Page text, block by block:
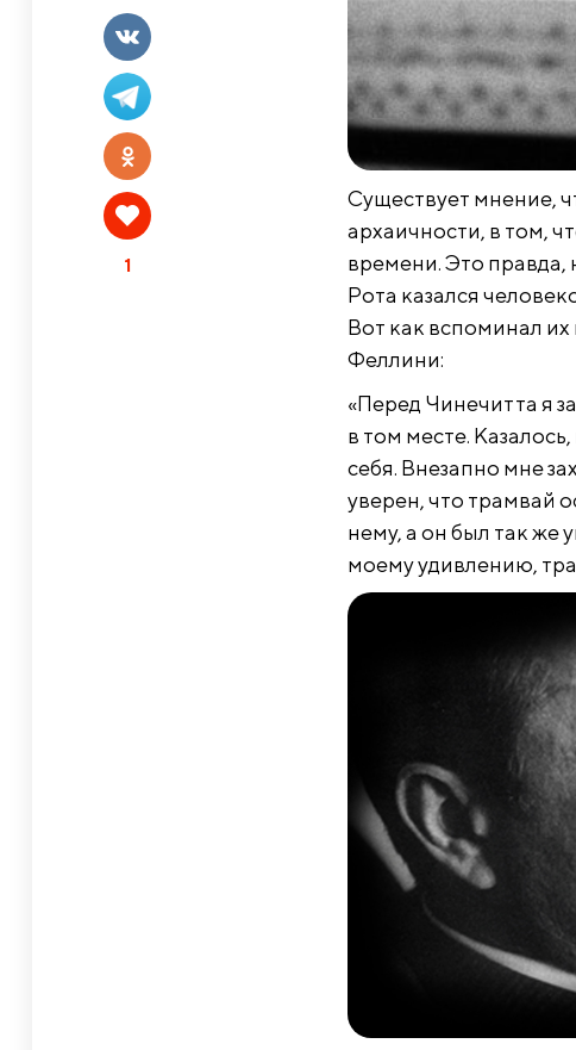
1
Существует мнение,
архаичности, в том,
времени. Это правда,
Рота казался
Вот как вспоминал
Феллини:
«Перед Чинечитта я
в том месте.
себя. Внезапно мне
уверен, что трамвай
нему, а он был так же
моему удивлению,